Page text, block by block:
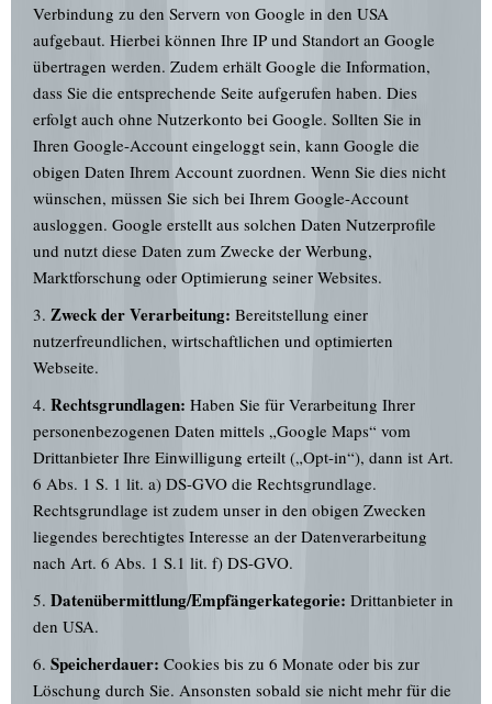
Verbindung zu den Servern von Google in den USA
aufgebaut. Hierbei können Ihre IP und Standort an Google
übertragen werden. Zudem erhält Google die Information,
dass Sie die entsprechende Seite aufgerufen haben. Dies
erfolgt auch ohne Nutzerkonto bei Google. Sollten Sie in
Ihren Google-Account eingeloggt sein, kann Google die
obigen Daten Ihrem Account zuordnen. Wenn Sie dies nicht
wünschen, müssen Sie sich bei Ihrem Google-Account
ausloggen. Google erstellt aus solchen Daten Nutzerprofile
und nutzt diese Daten zum Zwecke der Werbung,
Marktforschung oder Optimierung seiner Websites.
3. Zweck der Verarbeitung: Bereitstellung einer
nutzerfreundlichen, wirtschaftlichen und optimierten
Webseite.
4. Rechtsgrundlagen: Haben Sie für Verarbeitung Ihrer
personenbezogenen Daten mittels „Google Maps“ vom
Drittanbieter Ihre Einwilligung erteilt („Opt-in“), dann ist Art.
6 Abs. 1 S. 1 lit. a) DS-GVO die Rechtsgrundlage.
Rechtsgrundlage ist zudem unser in den obigen Zwecken
liegendes berechtigtes Interesse an der Datenverarbeitung
nach Art. 6 Abs. 1 S.1 lit. f) DS-GVO.
5. Datenübermittlung/Empfängerkategorie: Drittanbieter in
den USA.
6. Speicherdauer: Cookies bis zu 6 Monate oder bis zur
Löschung durch Sie. Ansonsten sobald sie nicht mehr für die